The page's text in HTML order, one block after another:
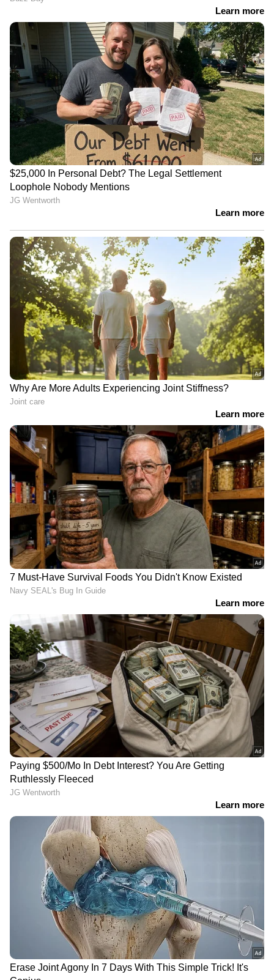
ഓക്സിഡന്‍റുകളും ക്യാന്‍സര്‍ സാാധ്യതയെ
കുറയ്ക്കുമെന്നാണ് പഠനങ്ങള്‍ പറയുന്നത്.
ശ്രദ്ധിക്കുക: ആരോഗ്യ വിദഗ്ധന്റെയോ
ന്യൂട്രീഷനിസ്റ്റിന്റെയോ ഉപദേശം തേടിയ ശേഷം
മാത്രം ആഹാരക്രമത്തില്‍ മാറ്റം വരുത്തുക.
Also read: 'സ്‌കിന്‍' ഭംഗിയാക്കാന്‍ കുടിക്കാം
വിറ്റാമിന്‍ സി അടങ്ങിയ ഈ പാനീയങ്ങള്‍
youtubevideo